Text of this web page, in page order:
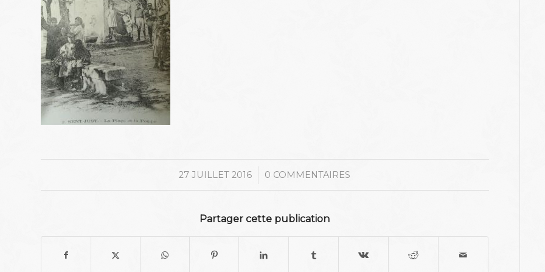
27 JUILLET 2016
/ 0 COMMENTAIRES
Partager cette publication